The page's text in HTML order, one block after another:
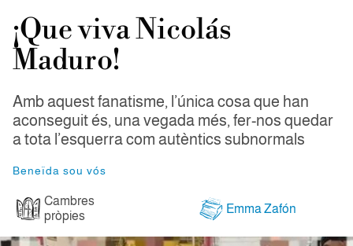
¡Que viva Nicolás
Maduro!
Amb aquest fanatisme, l’única cosa que han
aconseguit és, una vegada més, fer-nos quedar
a tota l’esquerra com autèntics subnormals
Beneïda sou vós
Cambres
pròpies
Emma Zafón